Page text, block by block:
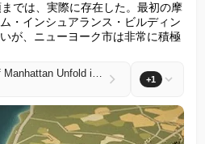
では、実際に存在した。最初の摩
・インシュアランス・ビルディン
が、ニューヨーク市は非常に積極
Watch the Evolution of Manhattan Unfold in a Timelapse Video, from 1600 to 2026 +1